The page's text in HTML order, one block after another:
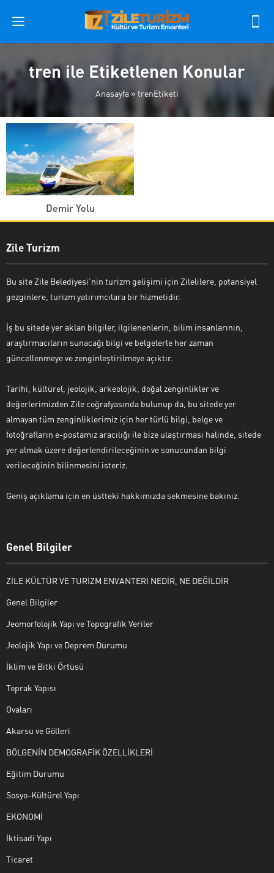
tren ile Etiketlenen Konular
Anasayfa » trenEtiketi
Demir Yolu
Zile Turizm
Bu site Zile Belediyesi’nin turizm gelişimi için Zilelilere, potansiyel
gezginlere, turizm yatırımcılara bir hizmetidir.
İş bu sitede yer aklan bilgiler, ilgilenenlerin, bilim insanlarının,
araştırmacıların sunacağı bilgi ve belgelerle her zaman
güncellenmeye ve zenginleştirilmeye açıktır.
Tarihi, kültürel, jeolojik, arkeolojik, doğal zenginlikler ve
değerlerimizden Zile coğrafyasında bulunup da, bu sitede yer
almayan tüm zenginliklerimiz için her türlü bilgi, belge ve
fotoğrafların e-postamız aracılığı ile bize ulaştırması halinde, sitede
yer almak üzere değerlendirileceğinin ve sonucundan bilgi
verileceğinin bilinmesini isteriz.
Geniş açıklama için en üstteki hakkımızda sekmesine bakınız.
Genel Bilgiler
ZİLE KÜLTÜR VE TURİZM ENVANTERİ NEDİR, NE DEĞİLDİR
Genel Bilgiler
Jeomorfolojik Yapı ve Topografik Veriler
Jeolojik Yapı ve Deprem Durumu
İklim ve Bitki Örtüsü
Toprak Yapısı
Ovaları
Akarsu ve Gölleri
BÖLGENİN DEMOGRAFİK ÖZELLİKLERİ
Eğitim Durumu
Sosyo-Kültürel Yapı
EKONOMİ
İktisadi Yapı
Ticaret